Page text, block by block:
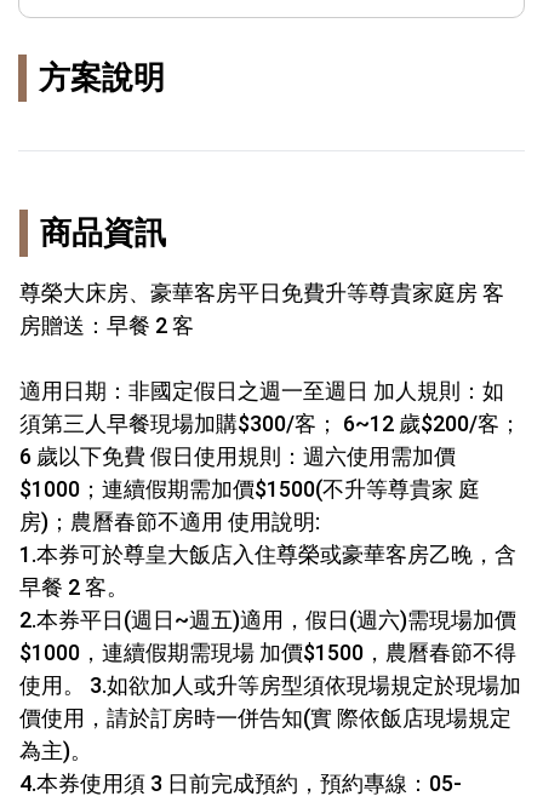
方案說明
商品資訊
尊榮大床房、豪華客房平日免費升等尊貴家庭房 客
房贈送：早餐 2 客
適用日期：非國定假日之週一至週日 加人規則：如
須第三人早餐現場加購$300/客； 6~12 歲$200/客；
6 歲以下免費 假日使用規則：週六使用需加價
$1000；連續假期需加價$1500(不升等尊貴家 庭
房)；農曆春節不適用 使用說明:
1.本券可於尊皇大飯店入住尊榮或豪華客房乙晚，含
早餐 2 客。
2.本券平日(週日~週五)適用，假日(週六)需現場加價
$1000，連續假期需現場 加價$1500，農曆春節不得
使用。 3.如欲加人或升等房型須依現場規定於現場加
價使用，請於訂房時一併告知(實 際依飯店現場規定
為主)。
4.本券使用須 3 日前完成預約，預約專線：05-